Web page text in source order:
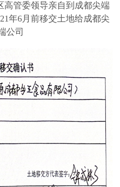
高管委领导亲自到成都尖端
年6月前移交土地给成都尖
公司